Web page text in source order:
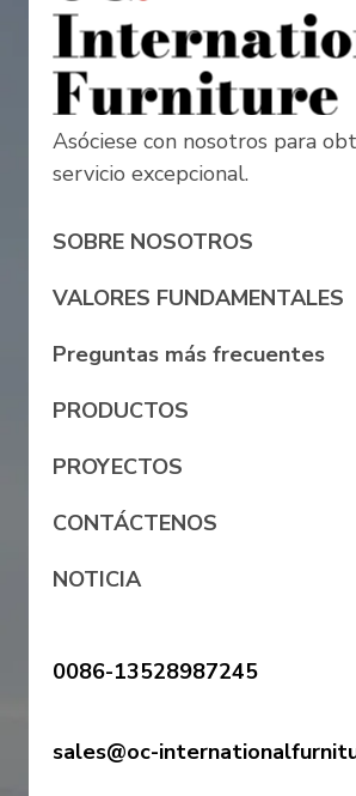
Asóciese con nosotros para
servicio excepcional.
SOBRE NOSOTROS
VALORES FUNDAMENTALES
Preguntas más frecuentes
PRODUCTOS
PROYECTOS
CONTÁCTENOS
NOTICIA
0086-13528987245
sales@oc-